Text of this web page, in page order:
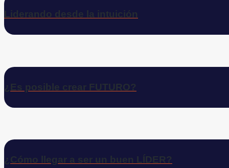
Liderando desde la intuición
¿Es posible crear FUTURO?
¿Cómo llegar a ser un buen LÍDER?